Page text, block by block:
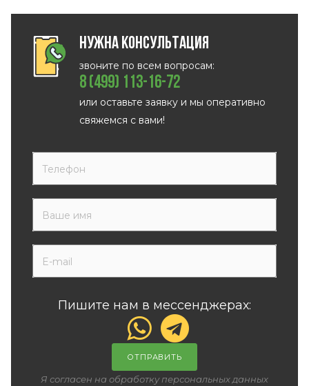
Нужна консультация
звоните по всем вопросам:
8 (499) 113-16-72
или оставьте заявку и мы оперативно
свяжемся с вами!
Пишите нам в мессенджерах:
ОТПРАВИТЬ
Я согласен на обработку персональных данных